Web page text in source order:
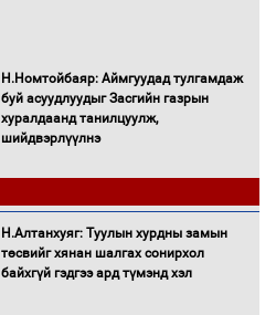
Н.Номтойбаяр: Аймгуудад тулгамдаж
буй асуудлуудыг Засгийн газрын
хуралдаанд танилцуулж,
шийдвэрлүүлнэ
эрэгтэйчүүдийн волейболын тэмцээнд
оролцож байгаа баг тамирчдад
амжилт хүслээ
Н.Алтанхуяг: Туулын хурдны замын
төсвийг хянан шалгах сонирхол
байхгүй гэдгээ ард түмэнд хэл